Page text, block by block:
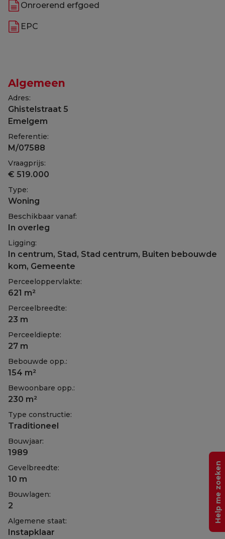
Onroerend erfgoed
EPC
Algemeen
Adres:
Ghistelstraat 5
Emelgem
Referentie:
M/07588
Vraagprijs:
€ 519.000
Type:
Woning
Beschikbaar vanaf:
In overleg
Ligging:
In centrum, Stad, Stad centrum, Buiten bebouwde
kom, Gemeente
Perceeloppervlakte:
621 m²
Perceelbreedte:
23 m
Perceeldiepte:
27 m
Bebouwde opp.:
154 m²
Bewoonbare opp.:
230 m²
Type constructie:
Traditioneel
Bouwjaar:
1989
Gevelbreedte:
10 m
Bouwlagen:
2
Algemene staat:
Instapklaar
Help me zoeken